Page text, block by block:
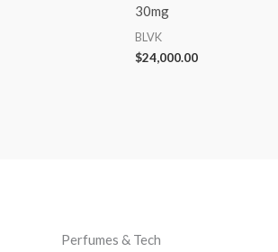
30mg
BLVK
$24,000.00
Perfumes & Tech